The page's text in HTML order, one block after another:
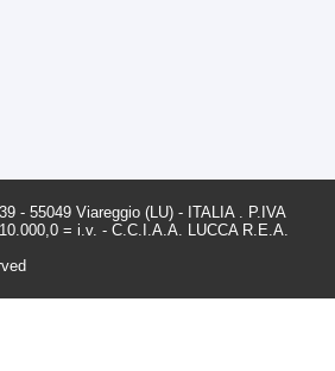
- 55049 Viareggio (LU) - ITALIA . P.IVA
= i.v. - C.C.I.A.A. LUCCA R.E.A.